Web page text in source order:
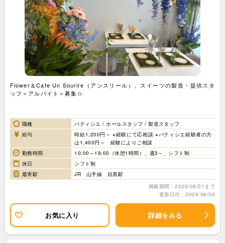
Flower＆Cafe Un Sourire（アンスリール）、スイーツの製造・提供スタ
ッフ＜アルバイト＞募集☆
職種
パティシエ / ホールスタッフ / 製造スタッフ
給与
時給1,200円～ ※経験にて応相談 ※パティシエ経験者の方
は1,400円～ 経験によりご相談
勤務時間
10:00～19:00（休憩1時間）、週3～、シフト制
休日
シフト制
最寄駅
JR 山手線 目黒駅
掲載期間：2026/08/31まで
更新日付：2026/06/30
お気に入り 詳細をみる